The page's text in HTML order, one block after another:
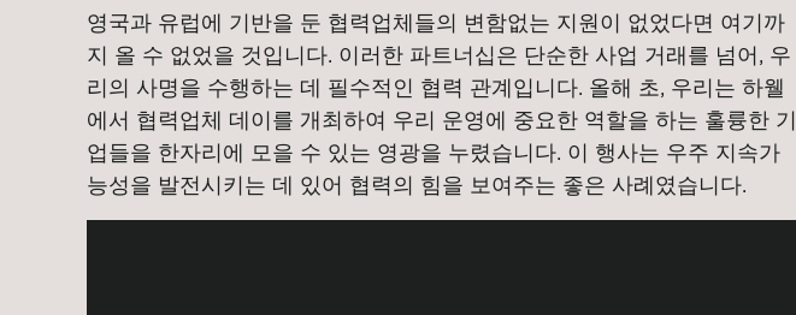
영국과 유럽에 기반을 둔 협력업체들의 변함없는 지원이 없었다면 여기까
지 올 수 없었을 것입니다. 이러한 파트너십은 단순한 사업 거래를 넘어, 우
리의 사명을 수행하는 데 필수적인 협력 관계입니다. 올해 초, 우리는 하웰
에서 협력업체 데이를 개최하여 우리 운영에 중요한 역할을 하는 훌륭한 기
업들을 한자리에 모을 수 있는 영광을 누렸습니다. 이 행사는 우주 지속가
능성을 발전시키는 데 있어 협력의 힘을 보여주는 좋은 사례였습니다.